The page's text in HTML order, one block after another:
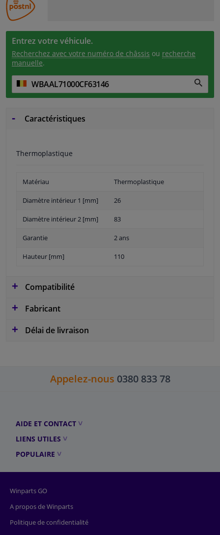
Entrez votre véhicule.
Recherchez avec votre numéro de châssis ou recherche
manuelle.
Caractéristiques
Thermoplastique
Matériau Thermoplastique
Diamètre intérieur 1 [mm] 26
Diamètre intérieur 2 [mm] 83
Garantie 2 ans
Hauteur [mm] 110
Compatibilité
Fabricant
Délai de livraison
Appelez-nous 0380 833 78
AIDE ET CONTACT
LIENS UTILES
POPULAIRE
Winparts GO
A propos de Winparts
Politique de confidentialité